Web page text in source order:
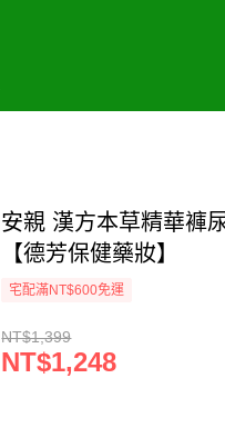
安親 漢方本草精華褲
【德芳保健藥妝】
宅配滿NT$600免運
NT$1,399
NT$1,248